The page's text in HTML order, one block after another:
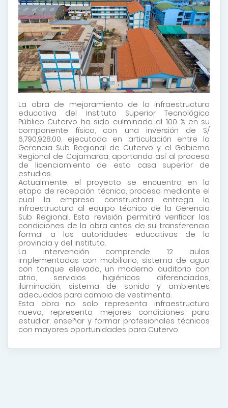
La obra de mejoramiento de la infraestructura
educativa del Instituto Superior Tecnológico
Público Cutervo ha sido culminada al 100 % en su
componente físico, con una inversión de S/
6,790,928.00, ejecutada en articulación entre la
Gerencia Sub Regional de Cutervo y el Gobierno
Regional de Cajamarca, aportando así al proceso
de licenciamiento de esta casa superior de
estudios.
Actualmente, el proyecto se encuentra en la
etapa de recepción técnica, proceso mediante el
cual la empresa constructora entrega la
infraestructura al equipo técnico de la Gerencia
Sub Regional. Esta revisión permitirá verificar las
condiciones de la obra antes de su transferencia
formal a las autoridades educativas de la
provincia y del instituto.
La intervención comprende 12 aulas
implementadas con mobiliario, sistema de agua
con tanque elevado, un moderno auditorio con
atrio, servicios higiénicos diferenciados,
iluminación, sistema de sonido y ambientes
adecuados para cambio de vestimenta.
Esta obra no solo representa infraestructura
nueva, representa mejores condiciones para
estudiar, enseñar y formar profesionales técnicos
con mayores oportunidades para Cutervo.